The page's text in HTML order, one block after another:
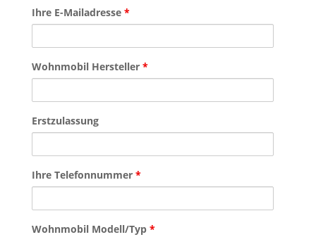
Ihre E-Mailadresse *
Wohnmobil Hersteller *
Erstzulassung
Ihre Telefonnummer *
Wohnmobil Modell/Typ *